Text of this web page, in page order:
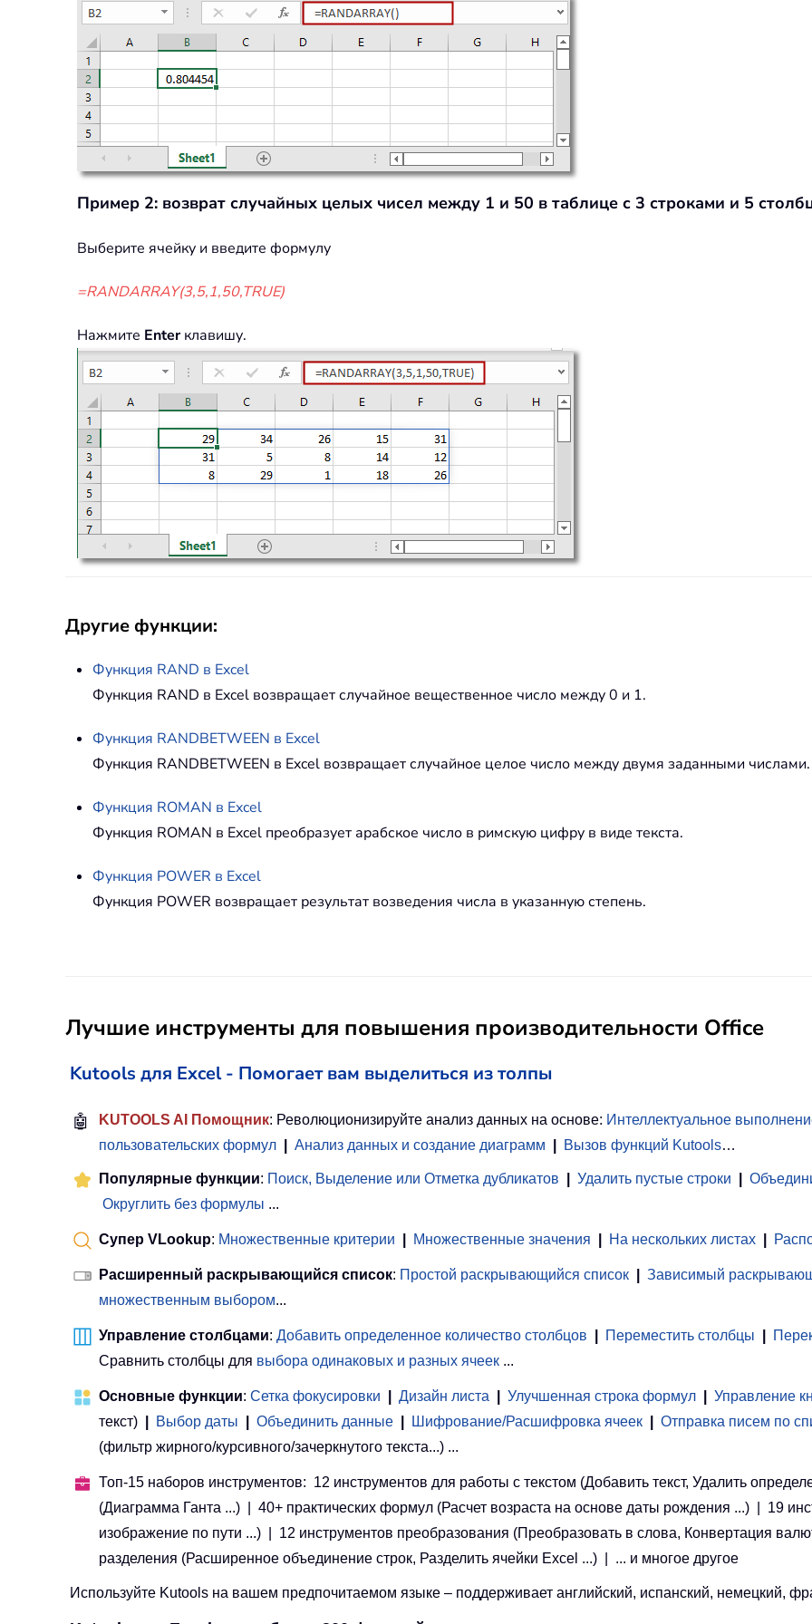
Пример 2: возврат случайных целых чисел между 1 и 50 в таблице с 3 строками и 5
Выберите ячейку и введите формулу
=RANDARRAY(3,5,1,50,TRUE)
Нажмите Enterклавишу.
Другие функции:
Функция RAND в Excel
Функция RAND в Excel возвращает случайное вещественное число между 0 и 1.
Функция RANDBETWEEN в Excel
Функция RANDBETWEEN в Excel возвращает случайное целое число между двумя заданными числами.
Функция ROMAN в Excel
Функция ROMAN в Excel преобразует арабское число в римскую цифру в виде текста.
Функция POWER в Excel
Функция POWER возвращает результат возведения числа в указанную степень.
Лучшие инструменты для повышения производительности Office
Kutools для Excel - Помогает вам выделиться из толпы
🤖 KUTOOLS AI Помощник: Революционизируйте анализ данных на основе: Интеллектуальное
пользовательских формул
Анализ данных и создание диаграмм Вызов функций Kutools…
Популярные функции: Поиск, Выделение или Отметка дубликатов Удалить пустые строки
Округлить без формулы ...
Супер VLookup: Множественные критерии Множественные значения На нескольких листах
Расширенный раскрывающийся список: Простой раскрывающийся список
Зависимый
множественным выбором...
Управление столбцами: Добавить определенное количество столбцов Переместить столбцы
Сравнить столбцы для выбора одинаковых и разных ячеек ...
Основные функции: Сетка фокусировки Дизайн листа Улучшенная строка формул
Управление
текст)
Выбор даты Объединить данные Шифрование/Расшифровка ячеек
Отправка писем по
(фильтр жирного/курсивного/зачеркнутого текста...) ...
Топ-15 наборов инструментов: 12 инструментов для работы с текстом (Добавить текст, Удалить
(Диаграмма Ганта ...) | 40+ практических формул (Расчет возраста на основе даты рождения ...) | 19
изображение по пути ...) | 12 инструментов преобразования (Преобразовать в слова, Конвертация
разделения (Расширенное объединение строк, Разделить ячейки Excel ...) | ... и многое другое
Используйте Kutools на вашем предпочитаемом языке – поддерживает английский, испанский, немецкий,